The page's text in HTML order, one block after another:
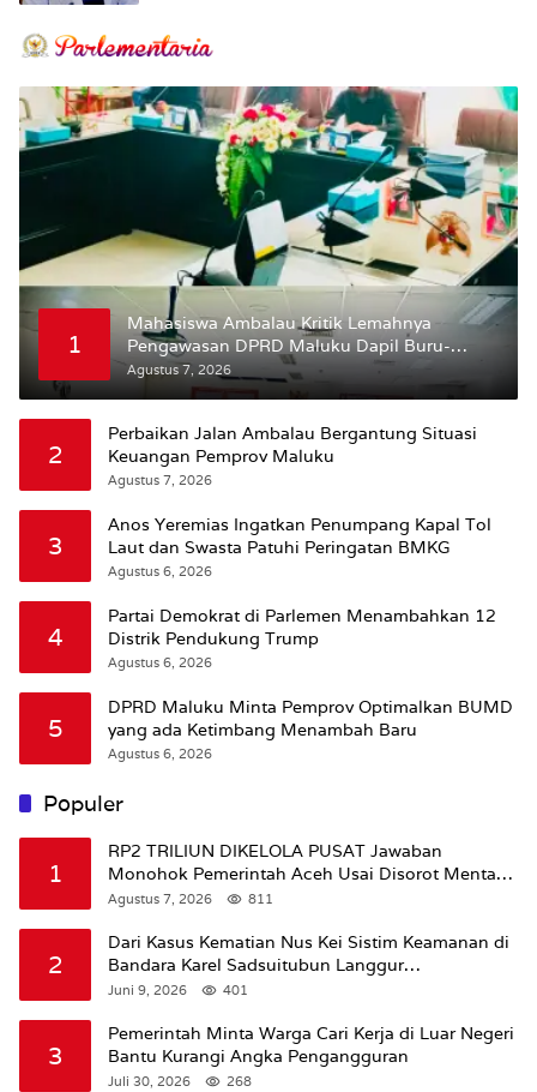
1
Mahasiswa Ambalau Kritik Lemahnya
Pengawasan DPRD Maluku Dapil Buru-
Bursel Terhadap Proses Perubahan Status
Agustus 7, 2026
2
Perbaikan Jalan Ambalau Bergantung Situasi
Keuangan Pemprov Maluku
Agustus 7, 2026
3
Anos Yeremias Ingatkan Penumpang Kapal Tol
Laut dan Swasta Patuhi Peringatan BMKG
Agustus 6, 2026
4
Partai Demokrat di Parlemen Menambahkan 12
Distrik Pendukung Trump
Agustus 6, 2026
5
DPRD Maluku Minta Pemprov Optimalkan BUMD
yang ada Ketimbang Menambah Baru
Agustus 6, 2026
Populer
1
RP2 TRILIUN DIKELOLA PUSAT Jawaban
Monohok Pemerintah Aceh Usai Disorot Mentan
Amran Soal Dana Pertanian
Agustus 7, 2026 811
2
Dari Kasus Kematian Nus Kei Sistim Keamanan di
Bandara Karel Sadsuitubun Langgur
Dipertanyakan
Juni 9, 2026 401
3
Pemerintah Minta Warga Cari Kerja di Luar Negeri
Bantu Kurangi Angka Pengangguran
Juli 30, 2026 268